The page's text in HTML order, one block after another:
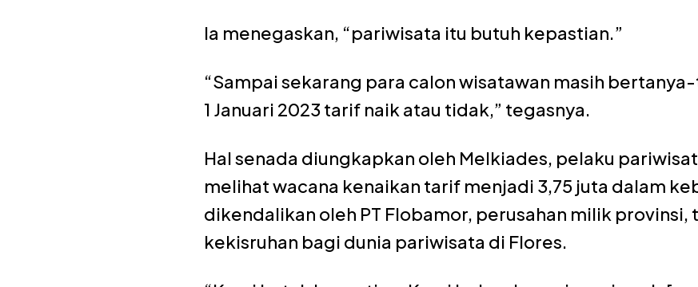
Ia menegaskan, “pariwisata itu butuh kepastian.”
“Sampai sekarang para calon wisatawan masih
1 Januari 2023 tarif naik atau tidak,” tegasnya.
Hal senada diungkapkan oleh Melkiades, pelaku
melihat wacana kenaikan tarif menjadi 3,75 juta dalam
dikendalikan oleh PT Flobamor, perusahan milik
kekisruhan bagi dunia pariwisata di Flores.